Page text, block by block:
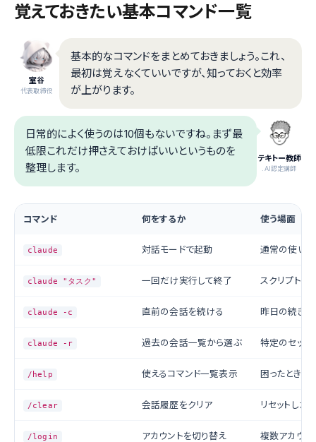
覚えておきたい基本コマンド一覧
室谷
代表取締役
基本的なコマンドをまとめておきましょう。これ、
最初は覚えなくていいですが、知っておくと効率
が上がります。
テキトー教師
.AI認定講師
日常的によく使うのは10個もないですね。まず最
低限これだけ押さえておけばいいというものを
整理します。
コマンド 何をするか 使う場面
claude 対話モードで起動 通常の使い方
claude "タスク" 一回だけ実行して終了 スクリプトや
claude -c 直前の会話を続ける 昨日の続きか
claude -r 過去の会話一覧から選ぶ 特定のセッシ
/help 使えるコマンド一覧表示 困ったとき
/clear 会話履歴をクリア リセットした
/login アカウントを切り替え 複数アカウン